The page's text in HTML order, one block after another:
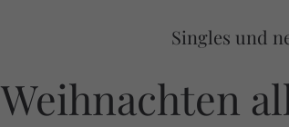
Singles und
Weihnachten